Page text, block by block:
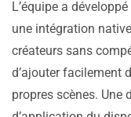
L’équipe a
une intégration
créateurs sans
d’ajouter facilement
propres scènes. Une